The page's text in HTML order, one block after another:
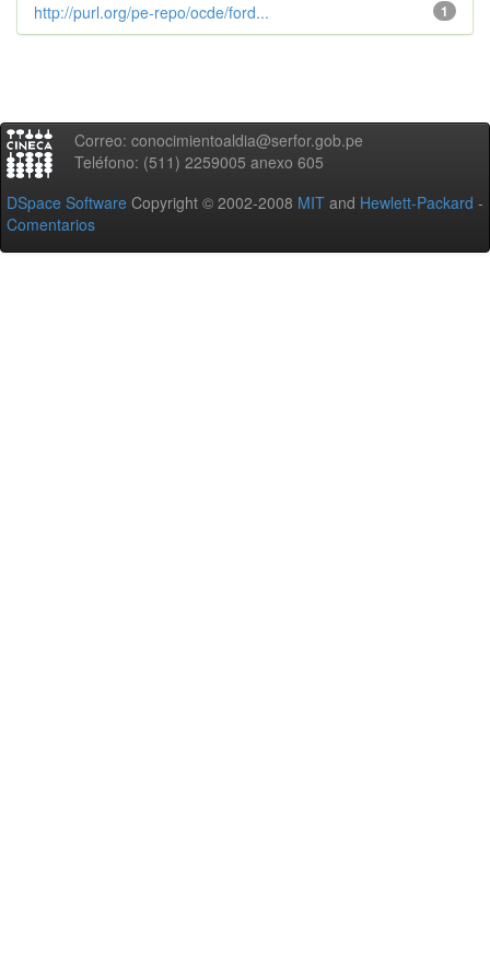
1
http://purl.org/pe-repo/ocde/ford...
Correo: conocimientoaldia@serfor.gob.pe
Teléfono: (511) 2259005 anexo 605
DSpace Software Copyright © 2002-2008 MIT and Hewlett-Packard -
Comentarios